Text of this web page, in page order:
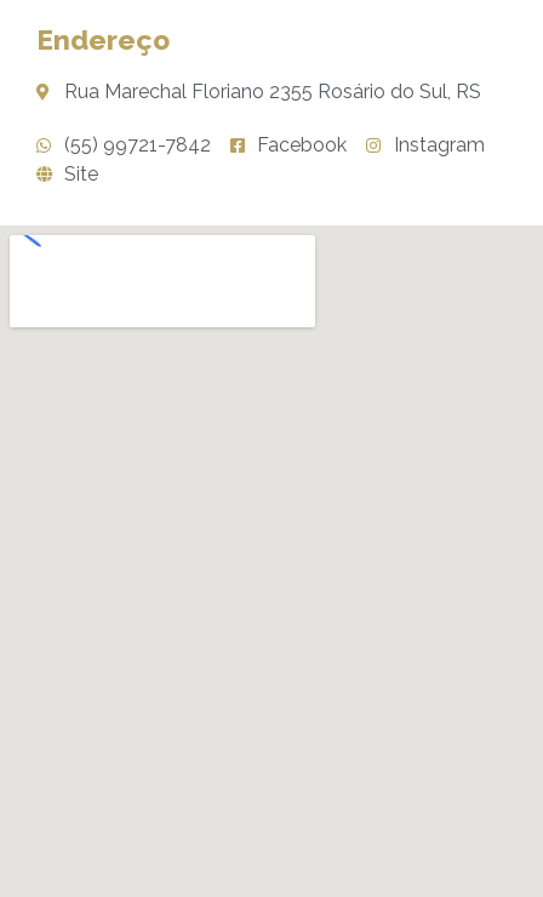
Endereço
Rua Marechal Floriano 2355 Rosário do Sul, RS
(55) 99721-7842 Facebook
Instagram
Site